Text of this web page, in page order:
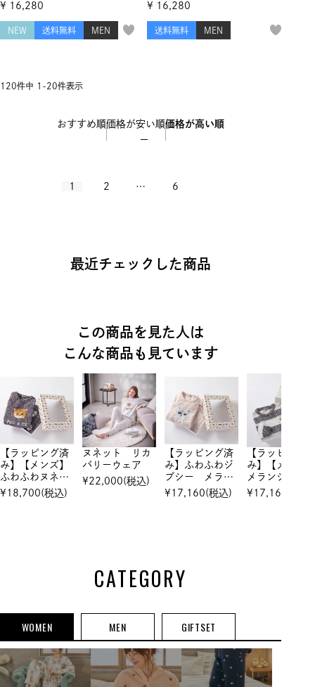
ム猫足跡ロングパンツ セッ
トアップ
¥ 16,280
NEW 送料無料 MEN
ム猫足跡ジャガード ロング
パンツ セットアップ
¥ 16,280
送料無料 MEN
おすすめ順価格が安い順価格が高い順
120件中 1 -20件表示
1 2 … 6
最近チェックした商品
この商品を見た人は
こんな商品も見ています
【ラッピング済
み】【メンズ】
ふわふわヌネッ
ト メランジモ
ールヤーンジャ
¥ 18,700(税込)
ヌネット リカ
バリーウェア
¥22,000(税込)
【ラッピング済
み】ふわふわジ
プシー メラン
ジモールヤーン
ジャカード セ
¥ 17,160(税込)
【ラッピング済
み】【メンズ】
メランジボーダ
ーニット プル
オーバー ＆ ロ
¥ 17,160
CATEGORY
WOMEN MEN GIFTSET